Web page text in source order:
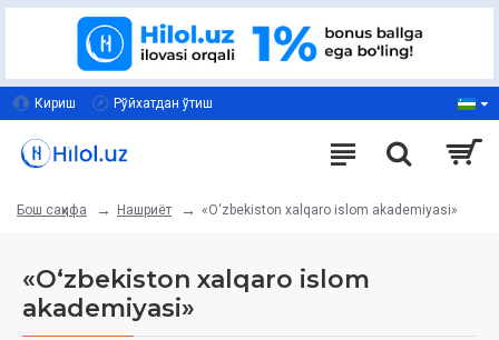
Кириш Рўйхатдан ўтиш
Бош саҳифа Нашриёт «O‘zbekiston xalqaro islom akademiyasi»
«O‘zbekiston xalqaro islom
akademiyasi»